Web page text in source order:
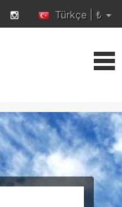
Türkçe | ₺